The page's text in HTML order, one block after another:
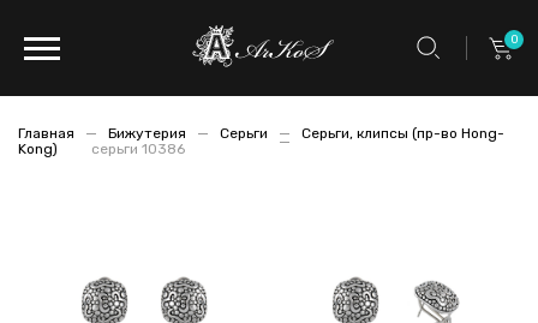
0
Главная Бижутерия Серьги
Серьги, клипсы (пр-во Hong-
Kong)
серьги 10386